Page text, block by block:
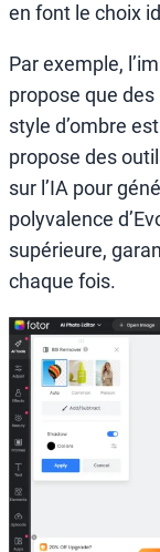
en font le choix
Par exemple,
propose que des
style d’ombre
propose des
sur l’IA pour
polyvalence
supérieure,
chaque fois.